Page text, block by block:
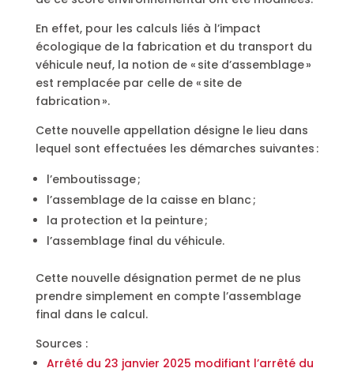
En effet, pour les calculs liés à l’impact
écologique de la fabrication et du transport du
véhicule neuf, la notion de « site d’assemblage »
est remplacée par celle de « site de
fabrication ».
Cette nouvelle appellation désigne le lieu dans
lequel sont effectuées les démarches suivantes :
l’emboutissage ;
l’assemblage de la caisse en blanc ;
la protection et la peinture ;
l’assemblage final du véhicule.
Cette nouvelle désignation permet de ne plus
prendre simplement en compte l’assemblage
final dans le calcul.
Sources :
Arrêté du 23 janvier 2025 modifiant l’arrêté du